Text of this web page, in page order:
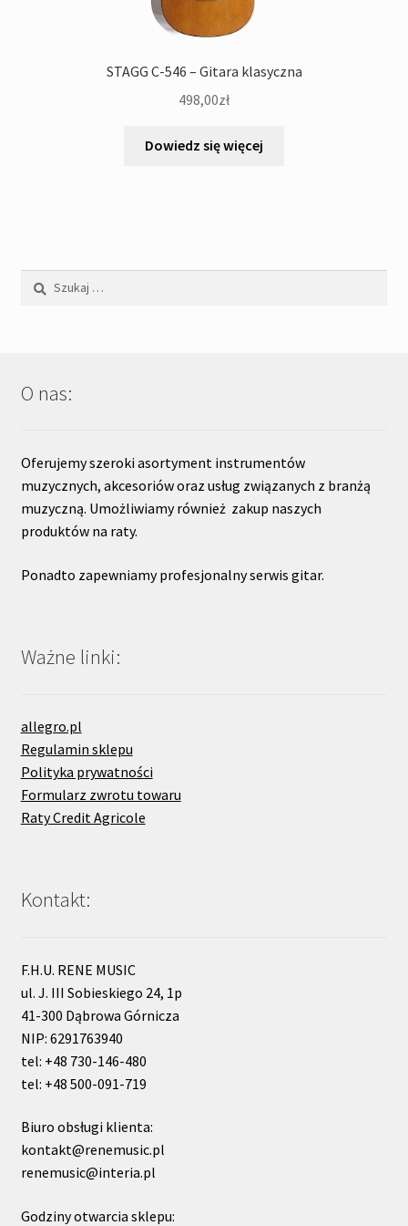
STAGG C-546 – Gitara klasyczna
498,00zł
Dowiedz się więcej
Szukaj:
O nas:
Oferujemy szeroki asortyment instrumentów
muzycznych, akcesoriów oraz usług związanych z branżą
muzyczną. Umożliwiamy również zakup naszych
produktów na raty.
Ponadto zapewniamy profesjonalny serwis gitar.
Ważne linki:
allegro.pl
Regulamin sklepu
Polityka prywatności
Formularz zwrotu towaru
Raty Credit Agricole
Kontakt:
F.H.U. RENE MUSIC
ul. J. III Sobieskiego 24, 1p
41-300 Dąbrowa Górnicza
NIP: 6291763940
tel: +48 730-146-480
tel: +48 500-091-719
Biuro obsługi klienta:
kontakt@renemusic.pl
renemusic@interia.pl
Godziny otwarcia sklepu: